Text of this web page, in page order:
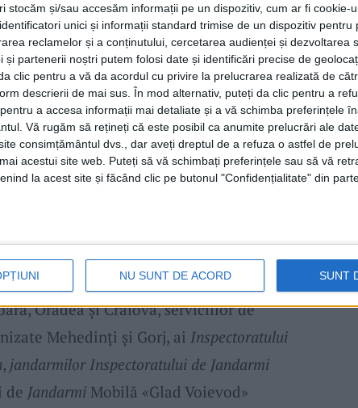
stocăm și/sau accesăm informații pe un dispozitiv, cum ar fi cookie-
unici și informații standard trimise de un dispozitiv pentru
reclamelor și a conținutului, cercetarea audienței și dezvoltarea
și partenerii noștri putem folosi date și identificări precise de
clic pentru a vă da acordul cu privire la prelucrarea realizată de
descrierii de mai sus. În mod alternativ, puteți da clic pentru a
a accesa informații mai detaliate și a vă schimba preferințele
Vă rugăm să rețineți că este posibil ca anumite prelucrări ale
consimțământul dvs., dar aveți dreptul de a refuza o astfel de
acestui site web. Puteți să vă schimbați preferințele sau să vă
la acest site și făcând clic pe butonul "Confidențialitate" din
NU SUNT DE ACORD SUNT
electronice de precizie de mici
autorizării(pistol)și 180 decartuședin
supuse autorizării, aproximativ
și alte mijloace de probă.
judecătorul de drepturi și libertăți din
cu propunere dearestarepreventivă a 13
alte 12 persoane, procurorii
polițiștilor
brigăzilor de combatere a
Oradea și Craiova, serviciilor de
Mehedinți și Gorj, ai Inspectoratului
, jandarmilor Inspectoratului de Jandarmi
de JandarmiMobilă «Glad Voievod»